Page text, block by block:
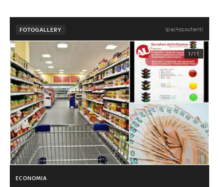
FOTOGALLERY Ipa/Assoutenti
1/11
ECONOMIA